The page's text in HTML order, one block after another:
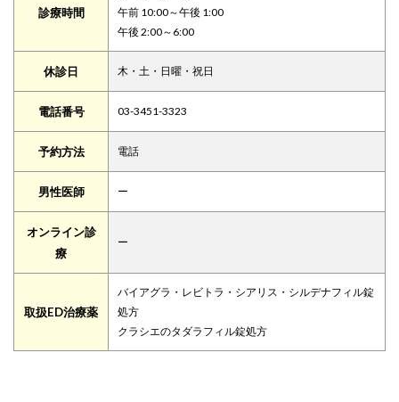
診療時間
午前 10:00～午後 1:00
午後 2:00～6:00
休診日 木・土・日曜・祝日
電話番号 03-3451-3323
予約方法 電話
男性医師 ー
オンライン診
療
ー
取扱ED治療薬
バイアグラ・レビトラ・シアリス・シルデナフィル錠
処方
クラシエのタダラフィル錠処方